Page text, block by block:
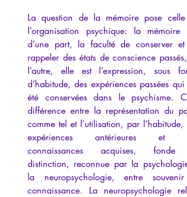
La question de la mémoire pose
l’organisation psychique: la mémoire
d’une part, la faculté de conserver
rappeler des états de conscience
l’autre, elle est l’expression, sous
d’habitude, des expériences passées
été conservées dans le psychisme.
différence entre la représentation du
comme tel et l’utilisation, par l’habitude,
expériences antérieures et
connaissances acquises,
distinction, reconnue par la
la neuropsychologie, entre
connaissance. La neuropsychologie